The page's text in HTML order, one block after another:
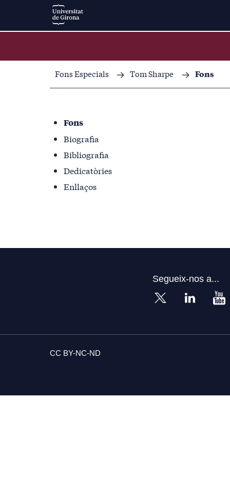
Fons Especials Tom Sharpe Fons
Fons
Biografia
Bibliografia
Dedicatòries
Enllaços
Segueix-nos a...
CC BY-NC-ND